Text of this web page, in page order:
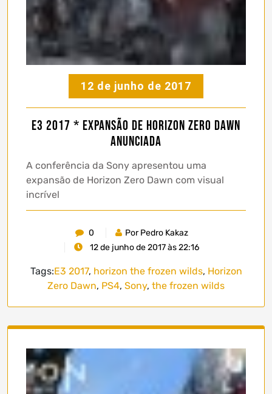
12 de junho de 2017
E3 2017 * Expansão de Horizon Zero Dawn
anunciada
A conferência da Sony apresentou uma
expansão de Horizon Zero Dawn com visual
incrível
0
Por Pedro Kakaz
12 de junho de 2017 às 22:16
Tags:E3 2017, horizon the frozen wilds, Horizon
Zero Dawn, PS4, Sony, the frozen wilds